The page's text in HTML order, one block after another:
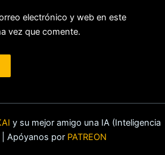
electrónico y web en este
vez que comente.
y su mejor amigo una IA (Inteligencia
Apóyanos por PATREON